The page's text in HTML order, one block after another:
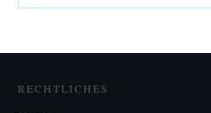
RECHTLICHES